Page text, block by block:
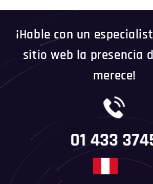
¡Hable con un
sitio web la presencia
merece!
01 433